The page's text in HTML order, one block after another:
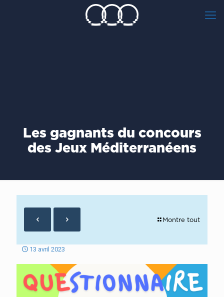
Les gagnants du concours
des Jeux Méditerranéens
Montre tout
13 avril 2023